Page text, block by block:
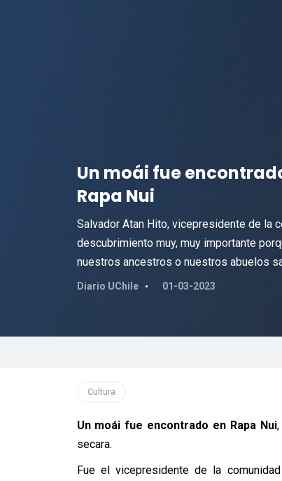
Un moái fue
Rapa Nui
Salvador Atan Hito, vicepresidente de la
descubrimiento muy, muy importante
nuestros ancestros o nuestros abuelos
Diario UChile 01-03-2023
Cultura
Un moái fue encontrado en Rapa Nui
secara.
Fue el vicepresidente de la